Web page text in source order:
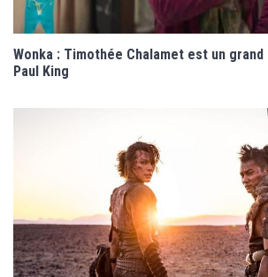
Wonka : Timothée Chalamet est un
Paul King